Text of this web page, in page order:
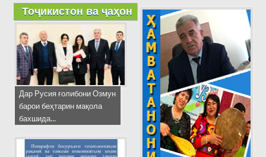
Тоҷикистон ва ҷаҳон
Дар Русия ғолибони Озмун
барои беҳтарин мақола
бахшида...